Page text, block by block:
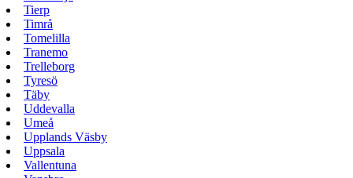
Tierp
Timrå
Tomelilla
Tranemo
Trelleborg
Tyresö
Täby
Uddevalla
Umeå
Upplands Väsby
Uppsala
Vallentuna